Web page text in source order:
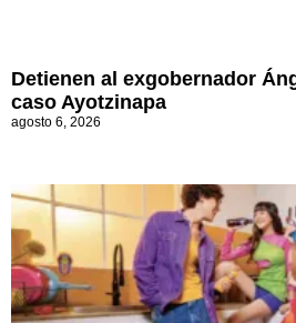
Detienen al exgobernador
caso Ayotzinapa
agosto 6, 2026